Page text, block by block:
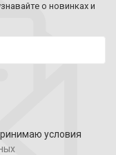
о новинках и
условия